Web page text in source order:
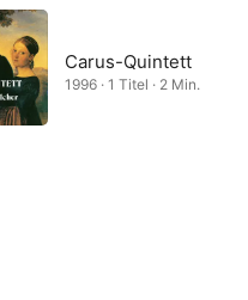
Carus-Quintett
1996 · 1 Titel · 2 Min.